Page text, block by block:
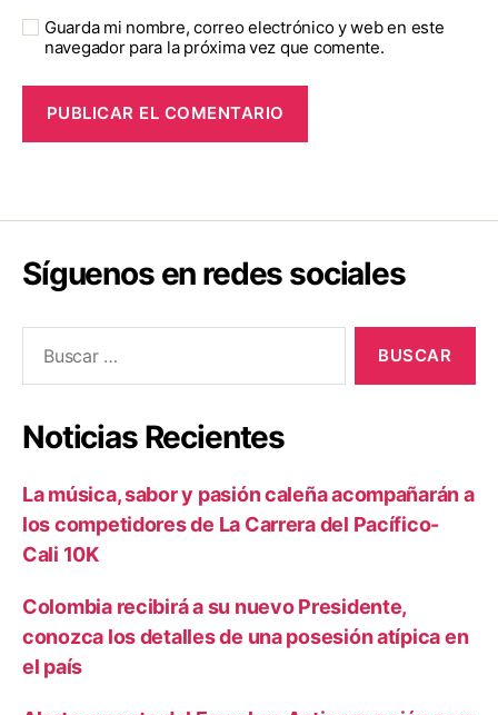
Guarda mi nombre, correo electrónico y web en este
navegador para la próxima vez que comente.
Síguenos en redes sociales
Noticias Recientes
La música, sabor y pasión caleña acompañarán a
los competidores de La Carrera del Pacífico-
Cali 10K
Colombia recibirá a su nuevo Presidente,
conozca los detalles de una posesión atípica en
el país